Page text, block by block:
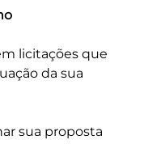
licitações que
da sua
sua proposta